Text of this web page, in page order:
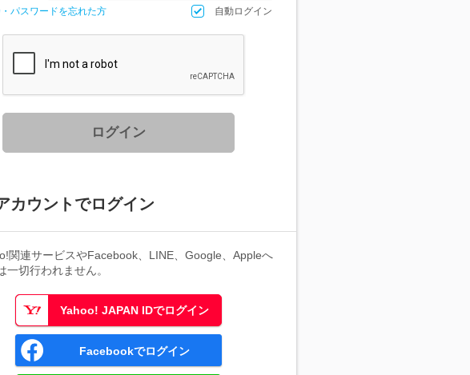
パスワードを忘れた方 自動ログイン
ログイン
カウントでログイン
関連サービスやFacebook、LINE、Google、Appleへ
一切行われません。
Yahoo! JAPAN IDでログイン
Facebookでログイン